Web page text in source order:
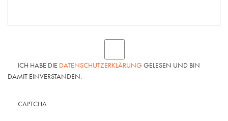
ICH HABE DIE DATENSCHUTZERKLÄRUNG GELESEN UND BIN
DAMIT EINVERSTANDEN.
CAPTCHA